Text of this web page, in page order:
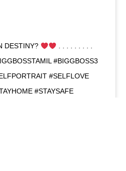
DESTINY?
. . . . . . . . .
#BIGGBOSS3
#SELFLOVE
#STAYSAFE